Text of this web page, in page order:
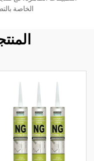
الخاصة